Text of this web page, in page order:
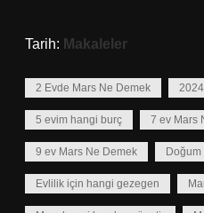
Tarih: Makaleler
2 Evde Mars Ne Demek
5 evim hangi burç 7 ev Mars
9 ev Mars Ne Demek
Evlilik için hangi gezegen